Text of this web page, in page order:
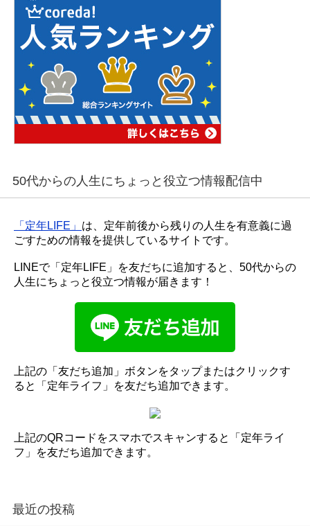
50代からの人生にちょっと役立つ情報配信中
「定年LIFE」 は、定年前後から残りの人生を有意義に過
ごすための情報を提供しているサイトです。
LINEで「定年LIFE」を友だちに追加すると、50代からの
人生にちょっと役立つ情報が届きます！
上記の「友だち追加」ボタンをタップまたはクリックす
ると「定年ライフ」を友だち追加できます。
上記のQRコードをスマホでスキャンすると「定年ライ
フ」を友だち追加できます。
最近の投稿